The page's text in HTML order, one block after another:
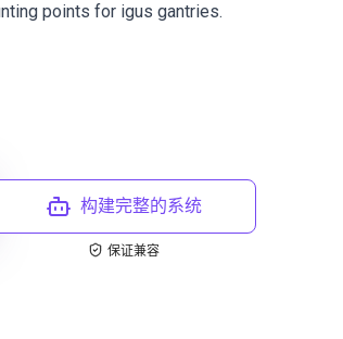
points for igus gantries.
构建完整的系统
保证兼容